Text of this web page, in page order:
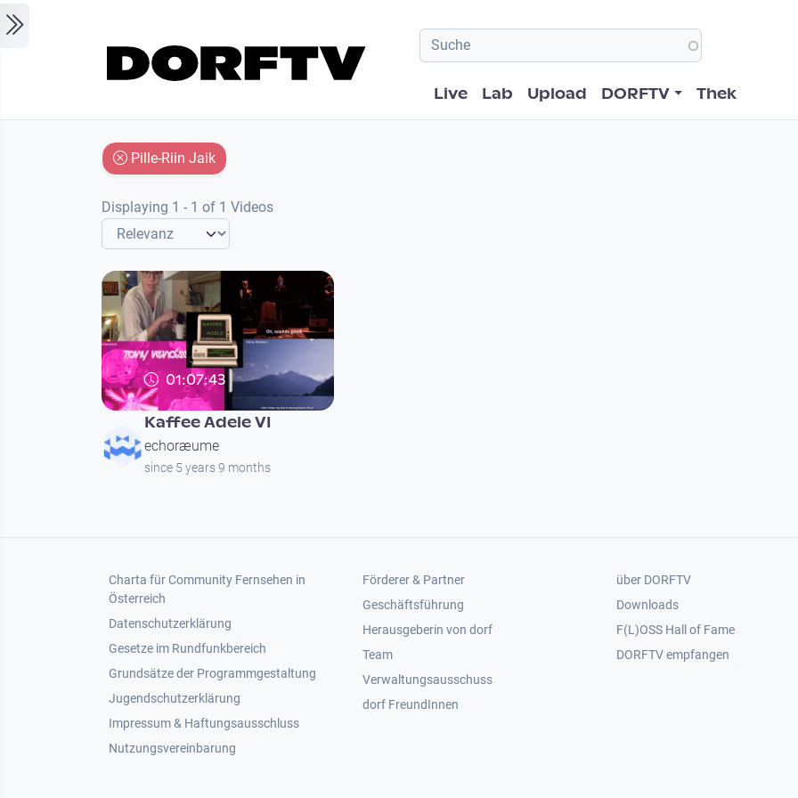
Hauptnavigation
Live Lab Upload DORFTV Thek
Pille-Riin Jaik
Displaying 1 - 1 of 1 Videos
01:07:43
Kaffee Adele VI
echoræume
since 5 years 9 months
Footer 1
Charta für Community Fernsehen in
Österreich
Datenschutzerklärung
Gesetze im Rundfunkbereich
Grundsätze der Programmgestaltung
Jugendschutzerklärung
Impressum & Haftungsausschluss
Nutzungsvereinbarung
Footer 2
Förderer & Partner
Geschäftsführung
Herausgeberin von dorf
Team
Verwaltungsausschuss
dorf FreundInnen
Footer 3
über DORFTV
Downloads
F(L)OSS Hall of Fame
Footer 4
DORFTV empfangen